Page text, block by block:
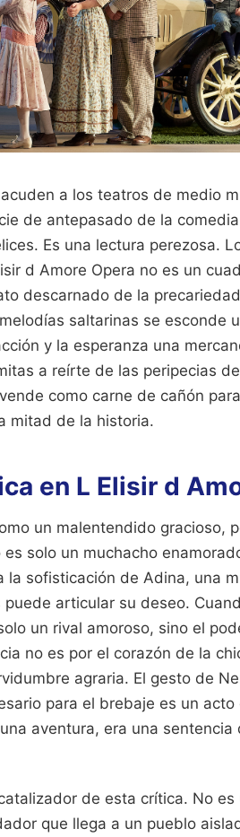
a los teatros de medio
de antepasado de la
Es una lectura perezosa.
d Amore Opera no es un
descarnado de la
saltarinas se esconde
y la esperanza una
a reírte de las peripecias
como carne de cañón
mitad de la historia.
en L Elisir d
un malentendido gracioso,
solo un muchacho
la sofisticación de Adina, una
articular su deseo.
un rival amoroso, sino el
no es por el corazón de la
agraria. El gesto de
para el brebaje es un acto
aventura, era una
de esta crítica. No
que llega a un pueblo